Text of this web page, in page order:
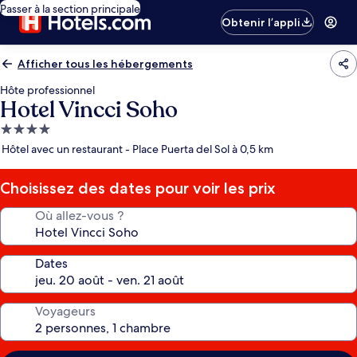
Passer à la section principale
Obtenir l’appli
Afficher tous les hébergements
Hôte professionnel
Hotel Vincci Soho
Hébergement
4.0 étoiles
Hôtel avec un restaurant - Place Puerta del Sol à 0,5 km
Choisissez des dates pour voir les prix
Où allez-vous ?
Dates
Voyageurs